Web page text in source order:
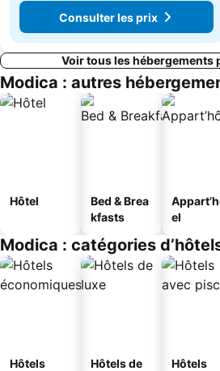
Consulter les prix
Voir tous les hébergements
Modica : autres
Hôtel
Bed & Brea
kfasts
el
Modica : catégories
Hôtels
Hôtels de
Hôtels